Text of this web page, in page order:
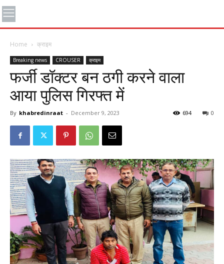
Home क्राइम
Breaking news CROUSER क्राइम
फर्जी डॉक्टर बन ठगी करने वाला
आया पुलिस गिरफ्त में
By khabredinraat - December 9, 2023 0
694